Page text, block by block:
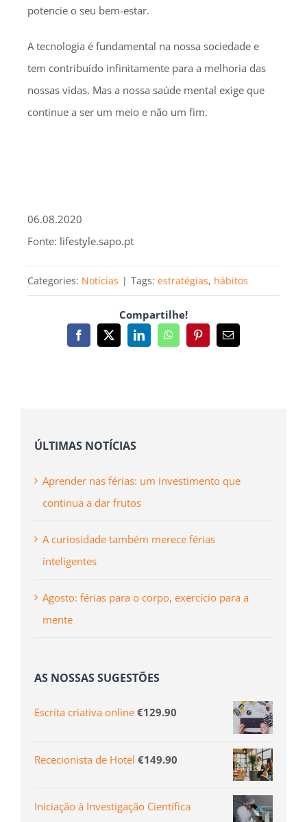
potencie o seu bem-estar.
A tecnologia é fundamental na nossa sociedade e
tem contribuído infinitamente para a melhoria das
nossas vidas. Mas a nossa saúde mental exige que
continue a ser um meio e não um fim.
06.08.2020
Fonte: lifestyle.sapo.pt
Categories: Notícias | Tags: estratégias, hábitos
Compartilhe!
Facebook
X LinkedInWhatsAppPinterestEmail
(necessário
ÚLTIMAS NOTÍCIAS
Aprender nas férias: um investimento que
continua a dar frutos
A curiosidade também merece férias
inteligentes
Agosto: férias para o corpo, exercício para a
mente
AS NOSSAS SUGESTÕES
Escrita criativa online €129.90
Rececionista de Hotel €149.90
Iniciação à Investigação Científica